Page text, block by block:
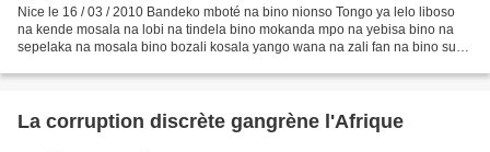
Nice le 16 / 03 / 2010 Bandeko mboté na bino nionso Tongo ya lelo liboso
na kende mosala na lobi na tindela bino mokanda mpo na yebisa bino na
sepelaka na mosala bino bozali kosala yango wana na zali fan na bino suka
La corruption discrète gangrène l'Afrique